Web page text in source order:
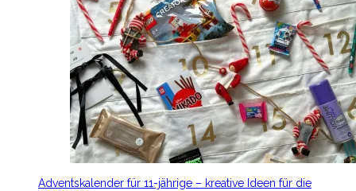
Adventskalender für 11-jährige – kreative Ideen für die